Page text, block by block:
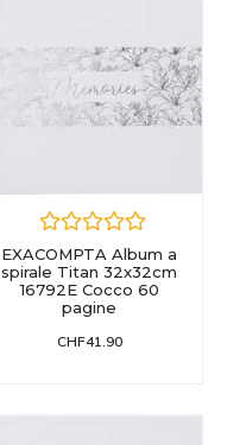
EXACOMPTA Album a
spirale Titan 32x32cm
16792E Cocco 60
pagine
CHF41.90